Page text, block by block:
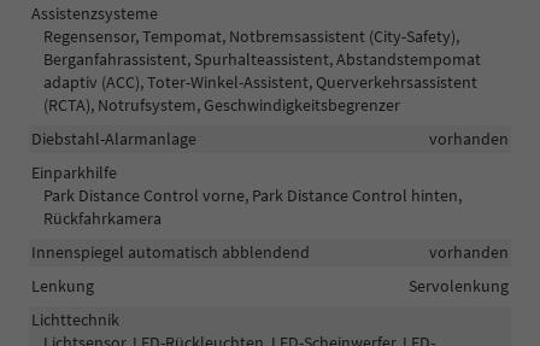
Assistenzsysteme
Regensensor, Tempomat, Notbremsassistent (City-Safety),
Berganfahrassistent, Spurhalteassistent, Abstandstempomat
adaptiv (ACC), Toter-Winkel-Assistent, Querverkehrsassistent
(RCTA), Notrufsystem, Geschwindigkeitsbegrenzer
Diebstahl-Alarmanlage
vorhanden
Einparkhilfe
Park Distance Control vorne, Park Distance Control hinten,
Rückfahrkamera
Innenspiegel automatisch abblendend
vorhanden
Lenkung
Servolenkung
Lichttechnik